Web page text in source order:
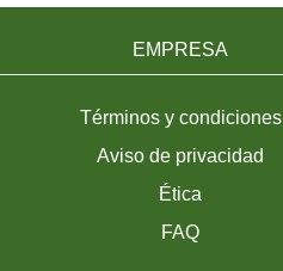
EMPRESA
Términos y condiciones
Aviso de privacidad
Ética
FAQ